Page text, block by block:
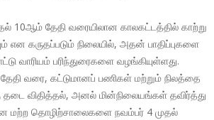
10ஆம் தேதி வரையிலான காலகட்டத்தில் காற்று
என கருதப்படும் நிலையில், அதன் பாதிப்புகளை
வாரியம் பரிந்துரைகளை வழங்கியுள்ளது.
வரை, கட்டுமானப் பணிகள் மற்றும் நிலத்தை
விதித்தல், அனல் மின்நிலையங்கள் தவிர்த்து
மற்ற தொழிற்சாலைகளை நவம்பர் 4 முதல்